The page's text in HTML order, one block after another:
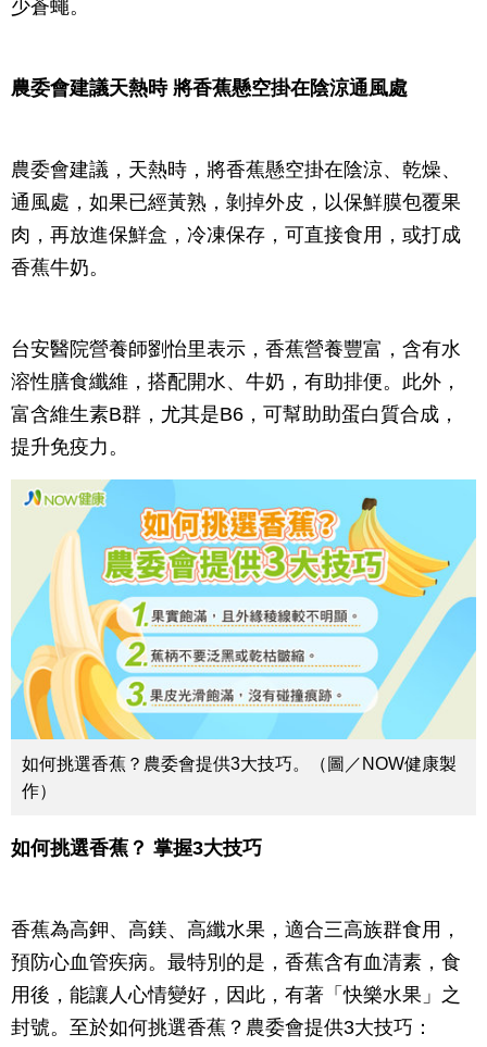
少蒼蠅。
農委會建議天熱時 將香蕉懸空掛在陰涼通風處
農委會建議，天熱時，將香蕉懸空掛在陰涼、乾燥、
通風處，如果已經黃熟，剝掉外皮，以保鮮膜包覆果
肉，再放進保鮮盒，冷凍保存，可直接食用，或打成
香蕉牛奶。
台安醫院營養師劉怡里表示，香蕉營養豐富，含有水
溶性膳食纖維，搭配開水、牛奶，有助排便。此外，
富含維生素B群，尤其是B6，可幫助助蛋白質合成，
提升免疫力。
如何挑選香蕉？農委會提供3大技巧。（圖／NOW健康製
作）
如何挑選香蕉？ 掌握3大技巧
香蕉為高鉀、高鎂、高纖水果，適合三高族群食用，
預防心血管疾病。最特別的是，香蕉含有血清素，食
用後，能讓人心情變好，因此，有著「快樂水果」之
封號。至於如何挑選香蕉？農委會提供3大技巧：